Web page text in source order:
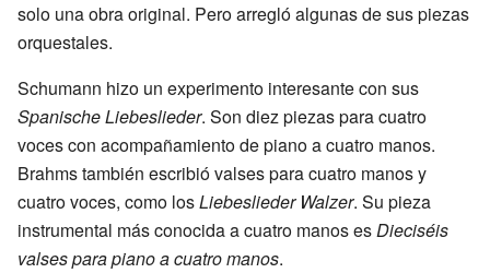
solo una obra original. Pero arregló algunas de sus piezas
orquestales.
Schumann hizo un experimento interesante con sus
Spanische Liebeslieder. Son diez piezas para cuatro
voces con acompañamiento de piano a cuatro manos.
Brahms también escribió valses para cuatro manos y
cuatro voces, como losLiebeslieder Walzer. Su pieza
instrumental más conocida a cuatro manos esDieciséis
valses para piano a cuatro manos.